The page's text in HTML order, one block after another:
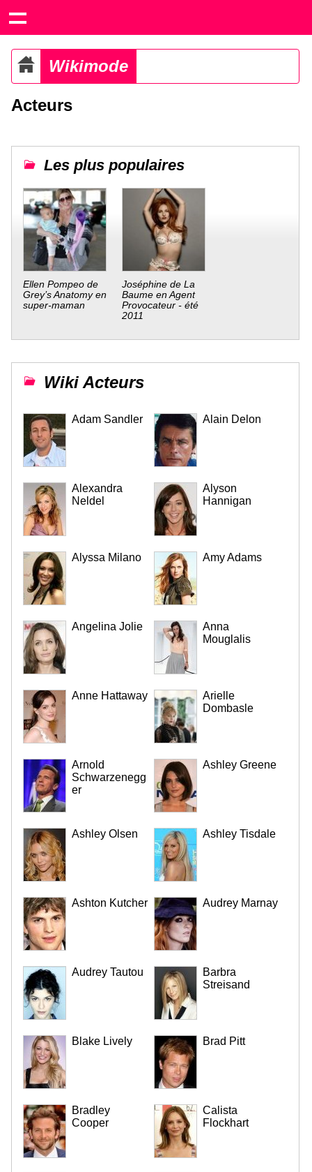
Wikimode
Acteurs
Les plus populaires
Ellen Pompeo de
Grey’s Anatomy en
super-maman
Joséphine de La
Baume en Agent
Provocateur - été
2011
Wiki Acteurs
Adam Sandler Alain Delon
Alexandra
Neldel
Alyson
Hannigan
Alyssa Milano Amy Adams
Angelina Jolie
Anna
Mouglalis
Anne Hattaway
Arielle
Dombasle
Arnold
Schwarzenegg
er
Ashley Greene
Ashley Olsen Ashley Tisdale
Ashton Kutcher Audrey Marnay
Audrey Tautou
Barbra
Streisand
Blake Lively Brad Pitt
Bradley
Cooper
Calista
Flockhart